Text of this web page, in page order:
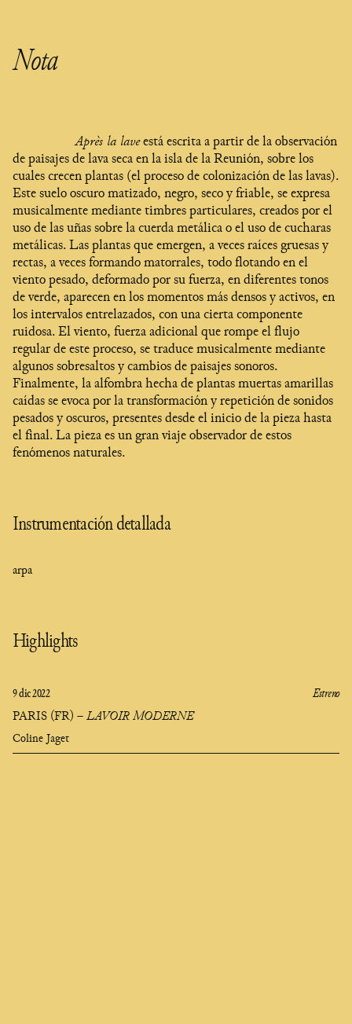
Nota
Après la laveestá escrita a partir de la observación
de paisajes de lava seca en la isla de la Reunión, sobre los
cuales crecen plantas (el proceso de colonización de las lavas).
Este suelo oscuro matizado, negro, seco y friable, se expresa
musicalmente mediante timbres particulares, creados por el
uso de las uñas sobre la cuerda metálica o el uso de cucharas
metálicas. Las plantas que emergen, a veces raíces gruesas y
rectas, a veces formando matorrales, todo flotando en el
viento pesado, deformado por su fuerza, en diferentes tonos
de verde, aparecen en los momentos más densos y activos, en
los intervalos entrelazados, con una cierta componente
ruidosa. El viento, fuerza adicional que rompe el flujo
regular de este proceso, se traduce musicalmente mediante
algunos sobresaltos y cambios de paisajes sonoros.
Finalmente, la alfombra hecha de plantas muertas amarillas
caídas se evoca por la transformación y repetición de sonidos
pesados y oscuros, presentes desde el inicio de la pieza hasta
el final. La pieza es un gran viaje observador de estos
fenómenos naturales.
Instrumentación detallada
arpa
Highlights
9 dic 2022
PARIS (FR) –LAVOIR MODERNE
Coline Jaget
Estreno